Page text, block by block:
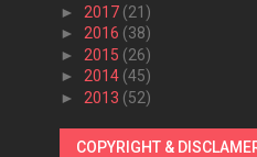
► 2017 (21)
► 2016 (38)
► 2015 (26)
► 2014 (45)
► 2013 (52)
COPYRIGHT &